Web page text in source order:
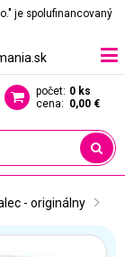
je spolufinancovaný
počet: 0 ks
cena: 0,00 €
- originálny